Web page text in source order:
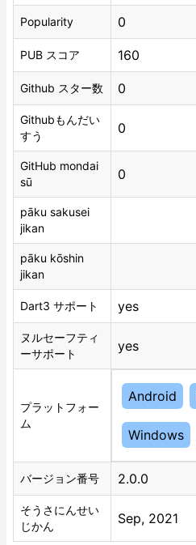
Popularity 0
PUB スコア 160
Github スター数 0
Githubもんだい
すう
0
GitHub mondai
sū
0
pāku sakusei
jikan
pāku kōshin
jikan
Dart3 サポート yes
ヌルセーフティ
ーサポート
yes
プラットフォー
ム
Android
Windows
バージョン番号 2.0.0
そうさにんせい
じかん
Sep, 2021